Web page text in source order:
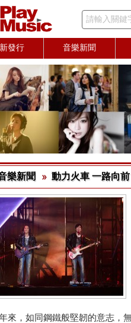
請輸入關鍵
發行 音樂新聞
樂新聞 動力火車 一路向
來，如同鋼鐵般堅韌的意志，